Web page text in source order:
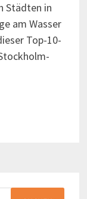
Städten in
am Wasser
Top-10-